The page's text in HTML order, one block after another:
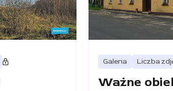
Galeria Liczba
Ważne